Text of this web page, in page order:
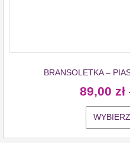
BRANSOLETKA –
89,00 zł